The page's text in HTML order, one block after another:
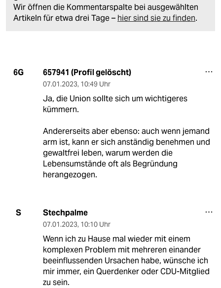
Wir öffnen die Kommentarspalte bei ausgewählten
Artikeln für etwa drei Tage – hier sind sie zu finden.
6G 657941 (Profil gelöscht)
07.01.2023, 10:49 Uhr
Ja, die Union sollte sich um wichtigeres
kümmern.
Andererseits aber ebenso: auch wenn jemand
arm ist, kann er sich anständig benehmen und
gewaltfrei leben, warum werden die
Lebensumstände oft als Begründung
herangezogen.
S Stechpalme
07.01.2023, 10:10 Uhr
Wenn ich zu Hause mal wieder mit einem
komplexen Problem mit mehreren einander
beeinflussenden Ursachen habe, wünsche ich
mir immer, ein Querdenker oder CDU-Mitglied
zu sein.